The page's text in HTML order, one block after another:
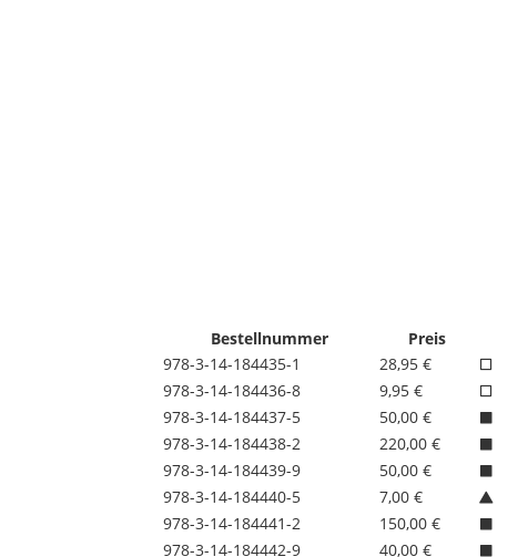
Bestellnummer
Preis
978-3-14-184435-1
28,95 €
978-3-14-184436-8
9,95 €
978-3-14-184437-5
50,00 €
978-3-14-184438-2
220,00 €
978-3-14-184439-9
50,00 €
978-3-14-184440-5
7,00 €
978-3-14-184441-2
150,00 €
978-3-14-184442-9 40,00 €